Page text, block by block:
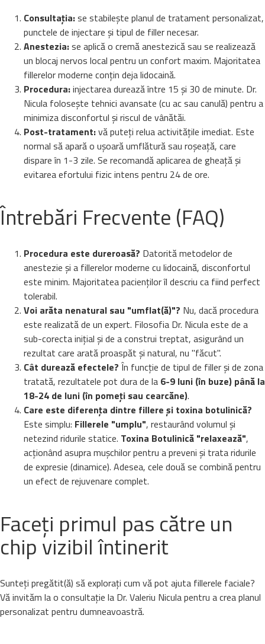
Consultația:se stabilește planul de tratament personalizat,
punctele de injectare și tipul de filler necesar.
Anestezia:se aplică o cremă anestezică sau se realizează
un blocaj nervos local pentru un confort maxim. Majoritatea
fillerelor moderne conțin deja lidocaină.
Procedura:injectarea durează între 15 și 30 de minute. Dr.
Nicula folosește tehnici avansate (cu ac sau canulă) pentru a
minimiza disconfortul și riscul de vânătăi.
Post-tratament:vă puteți relua activitățile imediat. Este
normal să apară o ușoară umflătură sau roșeață, care
dispare în 1-3 zile. Se recomandă aplicarea de gheață și
evitarea efortului fizic intens pentru 24 de ore.
Întrebări Frecvente (FAQ)
Procedura este dureroasă? Datorită metodelor de
anestezie și a fillerelor moderne cu lidocaină, disconfortul
este minim. Majoritatea pacienților îl descriu ca fiind perfect
tolerabil.
Voi arăta nenatural sau "umflat(ă)"? Nu, dacă procedura
este realizată de un expert. Filosofia Dr. Nicula este de a
sub-corecta inițial și de a construi treptat, asigurând un
rezultat care arată proaspăt și natural, nu "făcut".
Cât durează efectele? În funcție de tipul de filler și de zona
tratată, rezultatele pot dura de la 6-9 luni (în buze) până la
18-24 de luni (în pomeți sau cearcăne).
Care este diferența dintre fillere și toxina botulinică?
Este simplu: Fillerele "umplu", restaurând volumul și
netezind ridurile statice. Toxina Botulinică "relaxează",
acționând asupra mușchilor pentru a preveni și trata ridurile
de expresie (dinamice). Adesea, cele două se combină pentru
un efect de rejuvenare complet.
Faceți primul pas către un
chip vizibil întinerit
Sunteți pregătit(ă) să explorați cum vă pot ajuta fillerele faciale?
Vă invităm la o consultație la Dr. Valeriu Nicula pentru a crea planul
personalizat pentru dumneavoastră.